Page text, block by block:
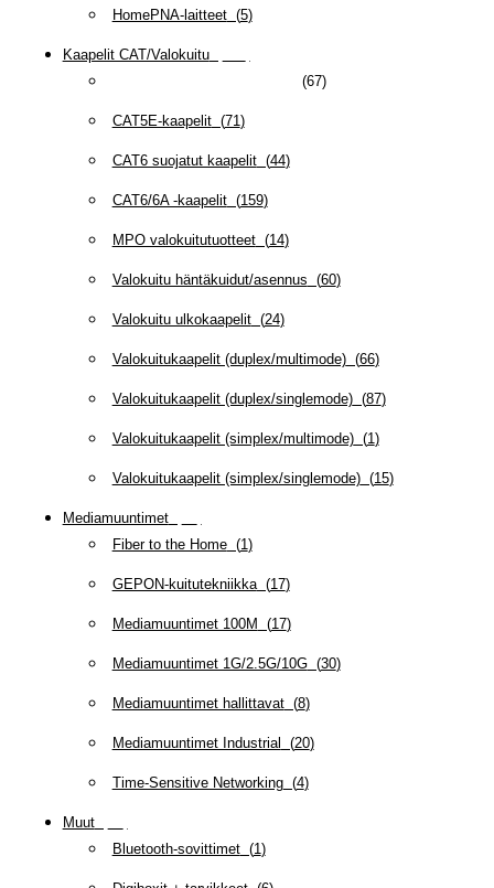
HomePNA-laitteet(5)
Kaapelit CAT/Valokuitu(
(67)
CAT5E-kaapelit(71 )
CAT6 suojatut kaapelit(44)
CAT6/6A -kaapelit(159)
MPO valokuitutuotteet(14)
Valokuitu häntäkuidut/asennus (60)
Valokuitu ulkokaapelit(24)
Valokuitukaapelit (duplex/multimode)(66)
Valokuitukaapelit (duplex/singlemode)(87)
Valokuitukaapelit (simplex/multimode)(1 )
Valokuitukaapelit (simplex/singlemode)(15)
Mediamuuntimet(
Fiber to the Home(1 )
GEPON-kuitutekniikka(17)
Mediamuuntimet 100M (17)
Mediamuuntimet 1G/2.5G/10G(30)
Mediamuuntimet hallittavat(8)
Mediamuuntimet Industrial (20)
Time-Sensitive Networking(4)
Muut(
Bluetooth-sovittimet(1 )